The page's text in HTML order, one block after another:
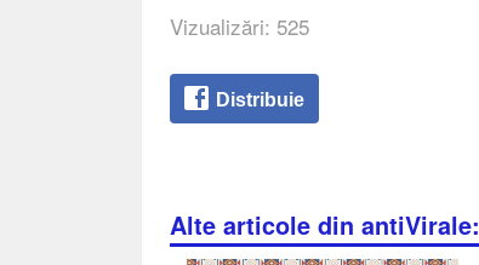
Vizualizări: 525
Distribuie
Alte articole din antiVirale: